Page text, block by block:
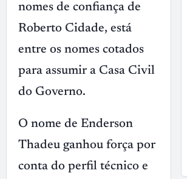
nomes de confiança de
Roberto Cidade, está
entre os nomes cotados
para assumir a Casa Civil
do Governo.
O nome de Enderson
Thadeu ganhou força por
conta do perfil técnico e